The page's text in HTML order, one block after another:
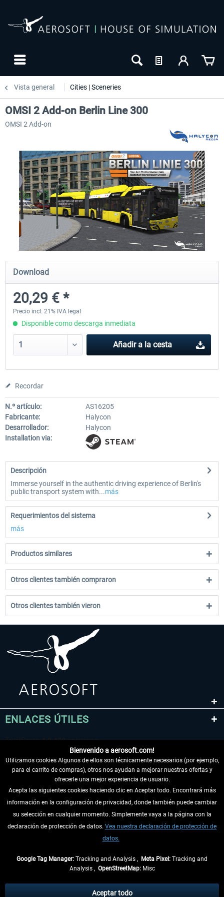
Vista general Cities | Sceneries
OMSI 2 Add-on Thüringer Wald
30,49 € *
OMSI 2 Add-on Berlin Line
OMSI 2 Add-on Berlin Line 300
OMSI 2 Add-on
Download
20,29 € *
Precio incl. 21% IVA legal
Disponible como descarga inmediata
Añadir a la cesta
Recordar
N.º artículo:
AS16205
Fabricante:
Halycon
Desarrollador:
Halycon
Installation via:
Descripción
Immerse yourself in the authentic driving experience of Berlin's
public transport system with...más
Requerimientos del sistema
más
Productos similares
Otros clientes también compraron
Otros clientes también vieron
ENLACES ÚTILES
DESISTIR DEL CONTRATO
INFORMACIÓN
tasas de recepción si no se describe lo contrario
Bienvenido a aerosoft.com!
Utilizamos cookies Algunos de ellos son técnicamente necesarios (por ejemplo,
para el carrito de compras), otros nos ayudan a mejorar nuestras ofertas y
ofrecerle una mejor experiencia de usuario.
Acepta las siguientes cookies haciendo clic en Aceptar todo. Encontrará más
información en la configuración de privacidad, donde también puede cambiar
su selección en cualquier momento. Simplemente vaya a la página con la
declaración de protección de datos. Vea nuestra declaración de protección de
datos.
Google Tag Manager: Tracking and Analysis , Meta Pixel: Tracking and
Analysis , OpenStreetMap:Misc
Aceptar todo